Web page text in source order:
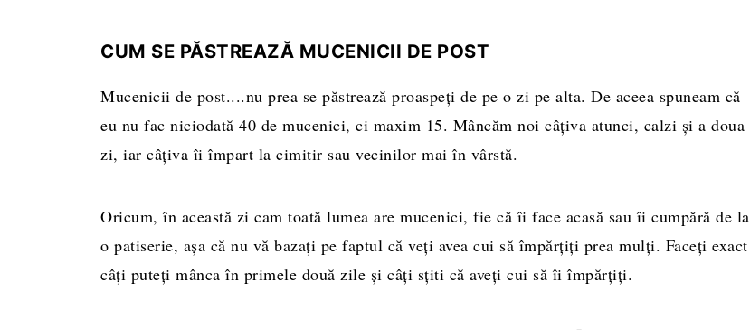
CUM SE PĂSTREAZĂ MUCENICII DE POST
Mucenicii de post....nu prea se păstrează proaspeți de pe o zi pe alta. De aceea spuneam că
eu nu fac niciodată 40 de mucenici, ci maxim 15. Mâncăm noi câțiva atunci, calzi și a doua
zi, iar câțiva îi împart la cimitir sau vecinilor mai în vârstă.
Oricum, în această zi cam toată lumea are mucenici, fie că îi face acasă sau îi cumpără de la
o patiserie, așa că nu vă bazați pe faptul că veți avea cui să împărțiți prea mulți. Faceți exact
câți puteți mânca în primele două zile și câți sțiti că aveți cui să îi împărțiți.